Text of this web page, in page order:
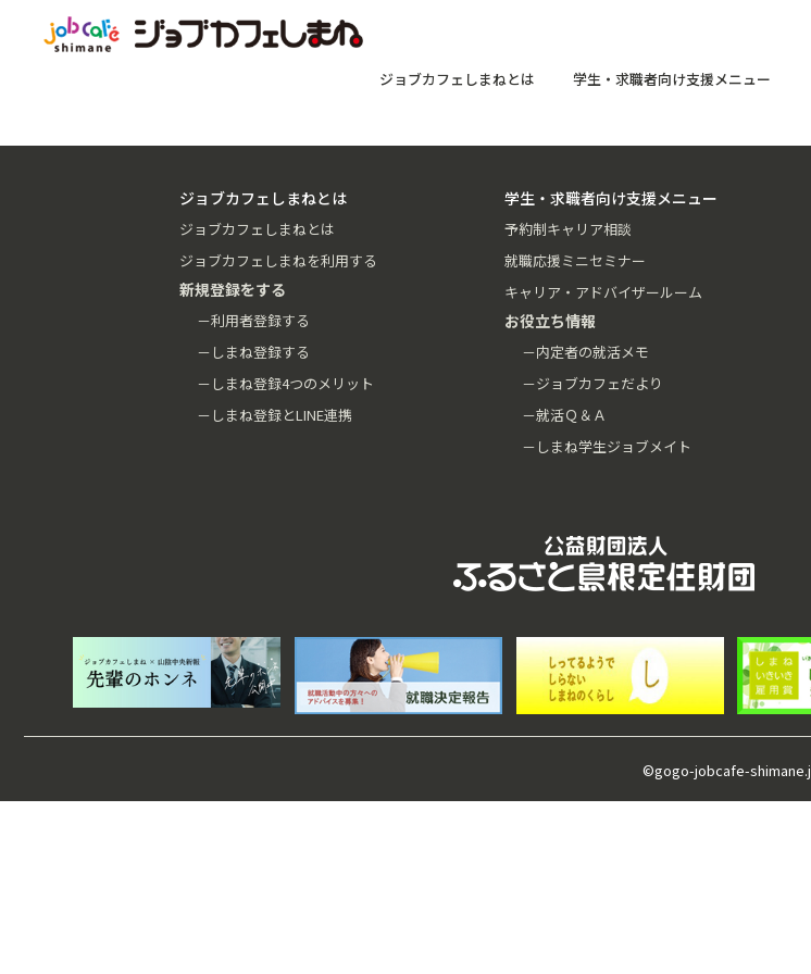
ジョブカフェしまねとは 学生・求職者向け支援メニュー
ジョブカフェしまねとは
ジョブカフェしまねとは
ジョブカフェしまねを利用する
新規登録をする
－利用者登録する
－しまね登録する
－しまね登録4つのメリット
－しまね登録とLINE連携
学生・求職者向け支援メニュー
予約制キャリア相談
就職応援ミニセミナー
キャリア・アドバイザールーム
お役立ち情報
－内定者の就活メモ
－ジョブカフェだより
－就活Ｑ＆Ａ
－しまね学生ジョブメイト
©gogo-jobcafe-